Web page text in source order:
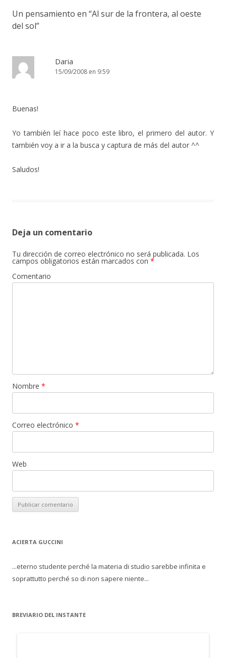
Un pensamiento en “Al sur de la frontera, al oeste
del sol”
Daria
15/09/2008 en 9:59
Buenas!
Yo también leí hace poco este libro, el primero del autor. Y
también voy a ir a la busca y captura de más del autor ^^
Saludos!
Deja un comentario
Tu dirección de correo electrónico no será publicada. Los
campos obligatorios están marcados con *
Comentario
Nombre *
Correo electrónico *
Web
ACIERTA GUCCINI
...eterno studente perché la materia di studio sarebbe infinita e
soprattutto perché so di non sapere niente...
BREVIARIO DEL INSTANTE